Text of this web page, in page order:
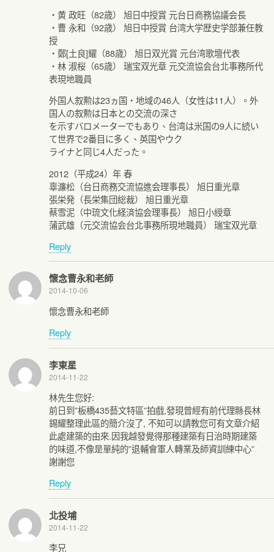
・黄 政旺（82歳） 旭日中授賞 元台日商務協議会長
・曹 永和（92歳） 旭日中授賞 台湾大学歴史学部兼任教
授
・鄭[土良]耀（88歳） 旭日双光賞 元台湾歌壇代表
・林 淑桜（65歳） 瑞宝双光章 元交流協会台北事務所代
表現地職員
外国人叙勲は23ヵ国・地域の46人（女性は11人）。外
国人の叙勲は日本との交流の深さ
を示すバロメーターでもあり、台湾は米国の9人に続い
て世界で2番目に多く、英国やウク
ライナと同じ4人だった。
2012（平成24）年 春
辜濂松（台日商務交流協進会理事長） 旭日重光章
張栄発（長栄集団総裁） 旭日重光章
蔡雪泥（中琉文化経済協会理事長） 旭日小綬章
蒲武雄（元交流協会台北事務所現地職員） 瑞宝双光章
Reply
懷念曹永和老師
2014-10-06
懷念曹永和老師
Reply
李東星
2014-11-22
林先生您好:
前日到”板橋435藝文特區”拍戲,發現曾經有前代理縣長林
錫耀整理此區的簡介沒了, 不知可以請教您可有文章介紹
此處建築的由來.因我越發覺得那種建築有日治時期建築
的味道,不像是單純的”退輔會軍人轉業及師資訓練中心”
謝謝您
Reply
北投埔
2014-11-22
李兄